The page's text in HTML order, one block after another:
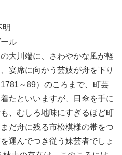
明
ル
大川端に、さわやかな風が軽
宴席に向かう芸妓が舟を下り
～89）のころまで、町芸
たといいますが、日傘を手に
、むしろ地味にすぎるほど町
だ舟に残る市松模様の帯をつ
運んでつき従う妹芸者でしょ